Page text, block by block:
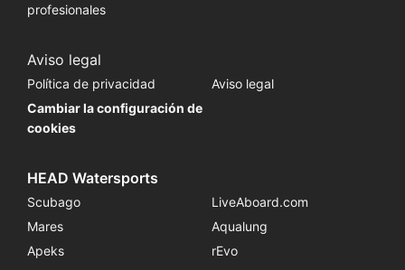
profesionales
Aviso legal
Política de privacidad
Aviso legal
Cambiar la configuración de
cookies
HEAD Watersports
Scubago
LiveAboard.com
Mares
Aqualung
Apeks
rEvo